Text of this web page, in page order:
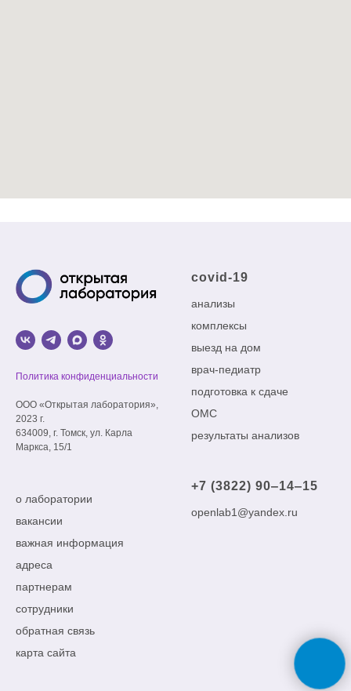
Политика конфиденциальности
ООО «Открытая лаборатория»,
2023 г.
634009, г. Томск, ул. Карла
Маркса, 15/1
covid-19
анализы
комплексы
выезд на дом
врач-педиатр
подготовка к сдаче
ОМС
результаты анализов
о лаборатории
вакансии
важная информация
адреса
партнерам
сотрудники
обратная связь
карта сайта
+7 (3822) 90‒14‒15
openlab1@yandex.ru